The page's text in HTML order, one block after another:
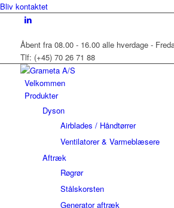
Bliv kontaktet
Åbent fra 08.00 - 16.00 alle hverdage -
Tlf: (+45) 70 26 71 88
Velkommen
Produkter
Dyson
Airblades / Håndtørrer
Ventilatorer & Varmeblæsere
Aftræk
Røgrør
Stålskorsten
Generator aftræk